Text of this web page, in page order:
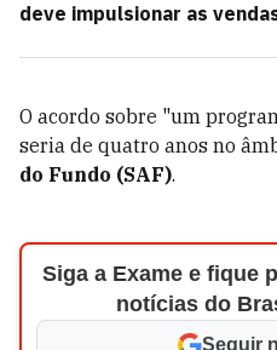
deve impulsionar as
O acordo sobre "um
seria de quatro anos no
do Fundo (SAF).
Siga a Exame e fique
notícias do
Seguir